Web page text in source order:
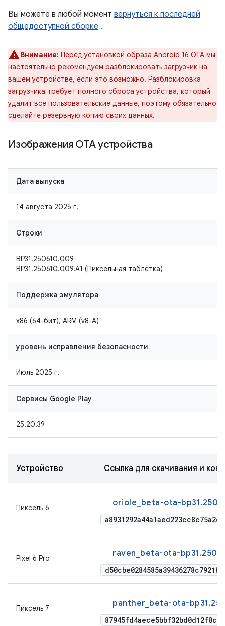
Вы можете в любой момент вернуться к последней
общедоступной сборке .
Внимание: Перед установкой образа Android 16 OTA мы
настоятельно рекомендуем разблокировать загрузчик на
вашем устройстве, если это возможно. Разблокировка
загрузчика требует полного сброса устройства, который
удалит все пользовательские данные, поэтому обязательно
сделайте резервную копию своих данных.
Изображения OTA устройства
Дата выпуска
14 августа 2025 г.
Строки
BP31.250610.009
BP31.250610.009.A1 (Пиксельная таблетка)
Поддержка эмулятора
x86 (64-бит), ARM (v8-A)
уровень исправления безопасности
Июль 2025 г.
Сервисы Google Play
25.20.39
Устройство Ссылка для скачивания и
Пиксель 6 oriole_beta-ota-
Pixel 6 Pro raven_beta-ota-
Пиксель 7 panther_beta-ota-